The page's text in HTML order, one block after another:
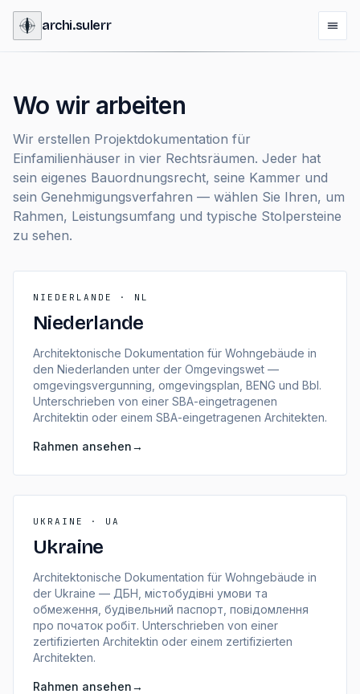
archi.sulerr
Wo wir arbeiten
Wir erstellen Projektdokumentation für
Einfamilienhäuser in vier Rechtsräumen. Jeder hat
sein eigenes Bauordnungsrecht, seine Kammer und
sein Genehmigungsverfahren — wählen Sie Ihren, um
Rahmen, Leistungsumfang und typische Stolpersteine
zu sehen.
NIEDERLANDE · NL
Niederlande
Architektonische Dokumentation für Wohngebäude in
den Niederlanden unter der Omgevingswet —
omgevingsvergunning, omgevingsplan, BENG und Bbl.
Unterschrieben von einer SBA-eingetragenen
Architektin oder einem SBA-eingetragenen Architekten.
Rahmen ansehen→
UKRAINE · UA
Ukraine
Architektonische Dokumentation für Wohngebäude in
der Ukraine — ДБН, містобудівні умови та
обмеження, будівельний паспорт, повідомлення
про початок робіт. Unterschrieben von einer
zertifizierten Architektin oder einem zertifizierten
Architekten.
Rahmen ansehen→